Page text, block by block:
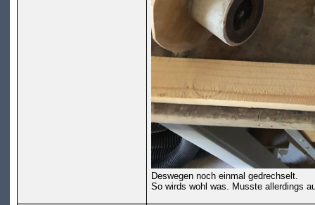
Deswegen noch einmal gedrechselt.
So wirds wohl was. Musste allerdings